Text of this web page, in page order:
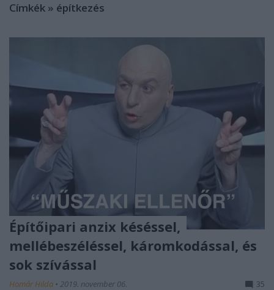
Címkék » építkezés
Építőipari anzix késéssel,
mellébeszéléssel, káromkodással, és
sok szívással
Homár Hilda • 2019. november 06. 35